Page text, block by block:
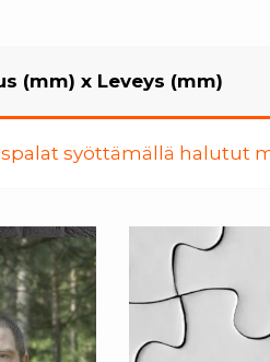
(mm) x Leveys (mm)
syöttämällä halutut